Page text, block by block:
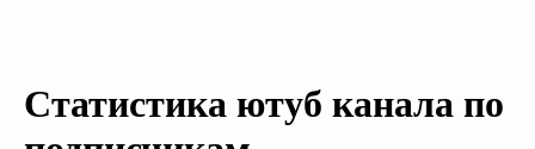
Статистика ютуб канала по